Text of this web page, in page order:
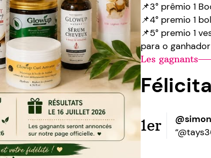
📌3° prêmio 1
📌4° premio 1
📌5° premio 1
para o
Les gagnants
1er